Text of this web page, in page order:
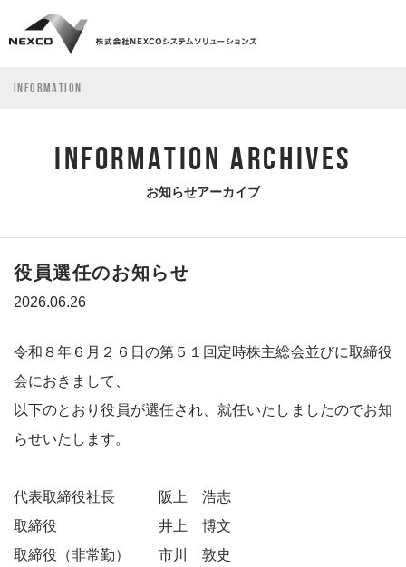
INFORMATION
INFORMATION ARCHIVES
お知らせアーカイブ
役員選任のお知らせ
2026.06.26
令和８年６月２６日の第５１回定時株主総会並びに取締役
会におきまして、
以下のとおり役員が選任され、就任いたしましたのでお知
らせいたします。
代表取締役社長 阪上 浩志
取締役 井上 博文
取締役（非常勤） 市川 敦史